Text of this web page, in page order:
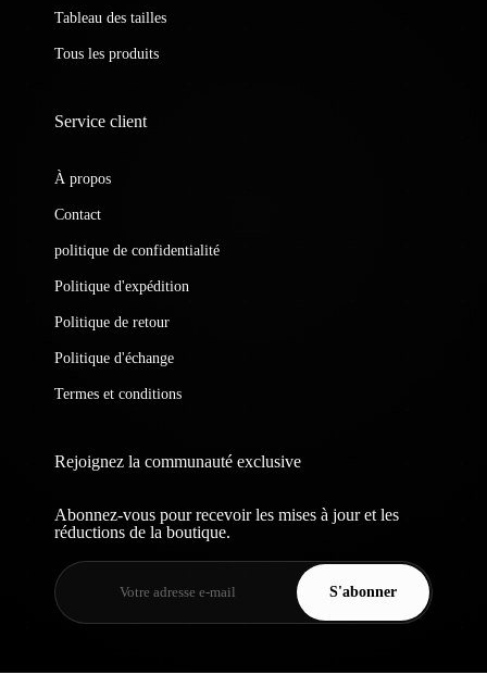
Tableau des tailles
Tous les produits
Service client
À propos
Contact
politique de confidentialité
Politique d'expédition
Politique de retour
Politique d'échange
Termes et conditions
Rejoignez la communauté exclusive
Abonnez-vous pour recevoir les mises à jour et les
réductions de la boutique.
S'abonner